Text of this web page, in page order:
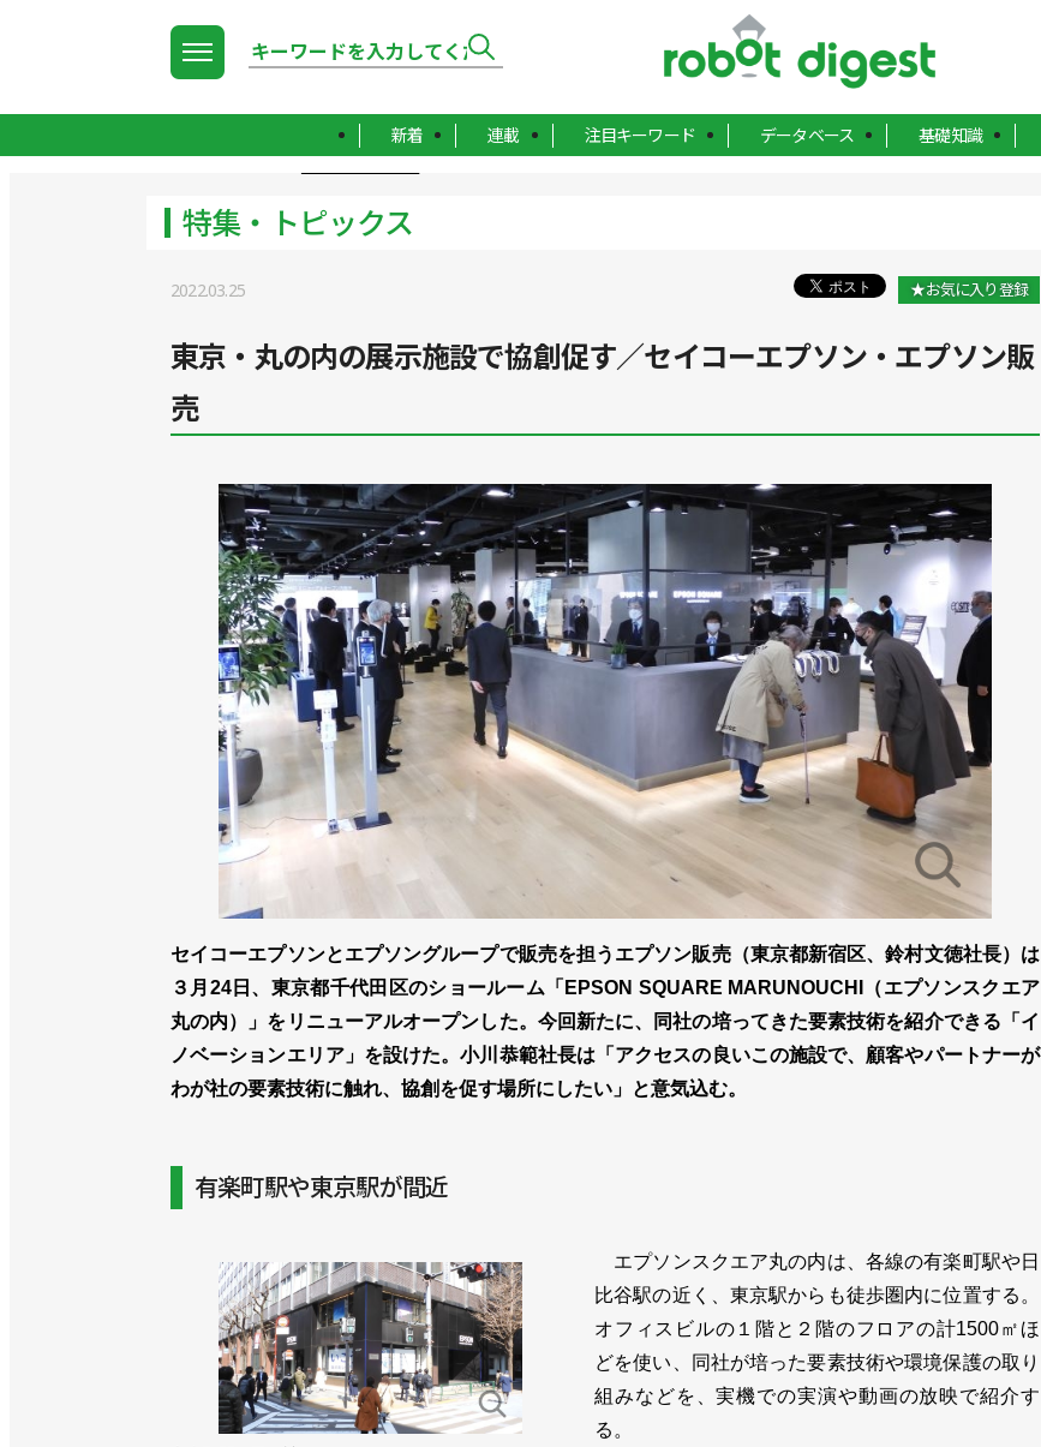
新着 連載 注目キーワード データベース 基礎知識
特集・トピックス
2022.03.25 ★お気に入り登録
東京・丸の内の展示施設で協創促す／セイコーエプソン・エプソン販
売
セイコーエプソンとエプソングループで販売を担うエプソン販売（東京都新宿区、鈴村文徳社長）は
３月24日、東京都千代田区のショールーム「EPSON SQUARE MARUNOUCHI（エプソンスクエア
丸の内）」をリニューアルオープンした。今回新たに、同社の培ってきた要素技術を紹介できる「イ
ノベーションエリア」を設けた。小川恭範社長は「アクセスの良いこの施設で、顧客やパートナーが
わが社の要素技術に触れ、協創を促す場所にしたい」と意気込む。
有楽町駅や東京駅が間近
エプソンスクエア丸の内は、各線の有楽町駅や日
比谷駅の近く、東京駅からも徒歩圏内に位置する。
オフィスビルの１階と２階のフロアの計1500㎡ほ
どを使い、同社が培った要素技術や環境保護の取り
組みなどを、実機での実演や動画の放映で紹介す
る。